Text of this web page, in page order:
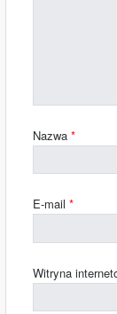
Nazwa *
E-mail *
Witryna